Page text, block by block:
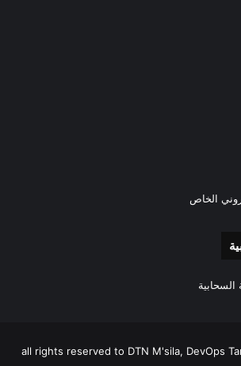
الخاص
السحابية
all rights reserved to DTN M'sila, DevOps